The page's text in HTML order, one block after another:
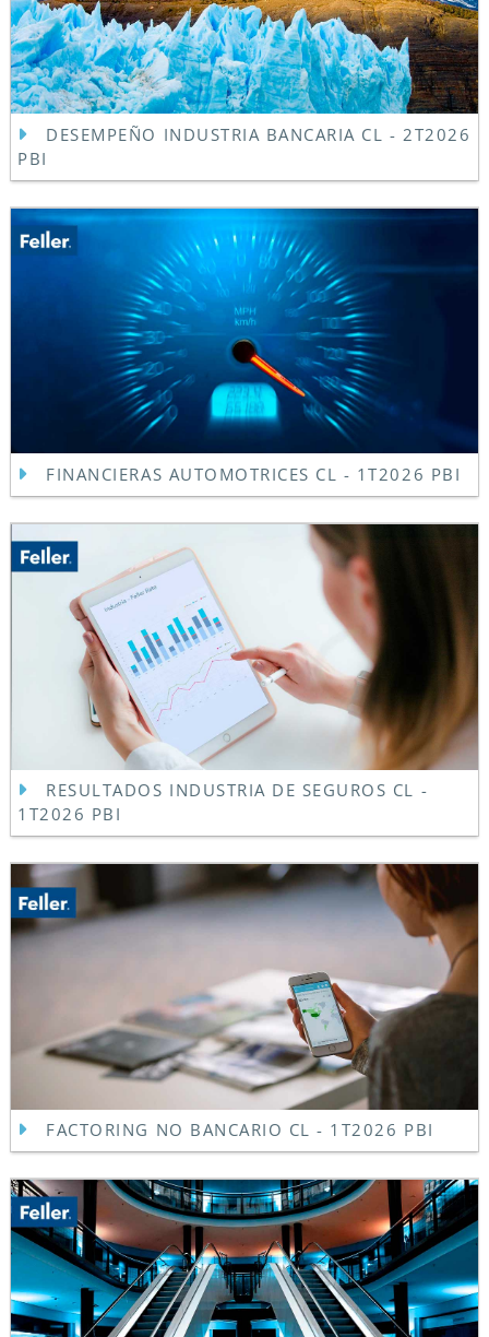
DESEMPEÑO INDUSTRIA BANCARIA CL - 2T2026
PBI
FINANCIERAS AUTOMOTRICES CL - 1T2026 PBI
RESULTADOS INDUSTRIA DE SEGUROS CL -
1T2026 PBI
FACTORING NO BANCARIO CL - 1T2026 PBI